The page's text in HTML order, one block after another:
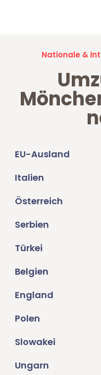
Nationale &
EU-Ausland
Italien
Österreich
Serbien
Türkei
Belgien
England
Polen
Slowakei
Ungarn